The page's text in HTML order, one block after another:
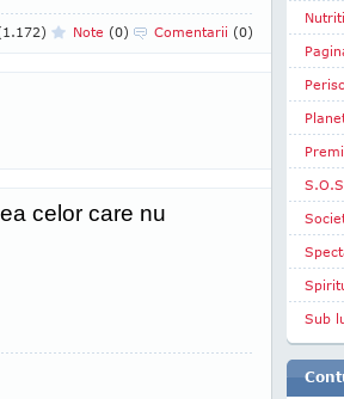
Note (0) Comentarii (0)
celor care nu
Sub